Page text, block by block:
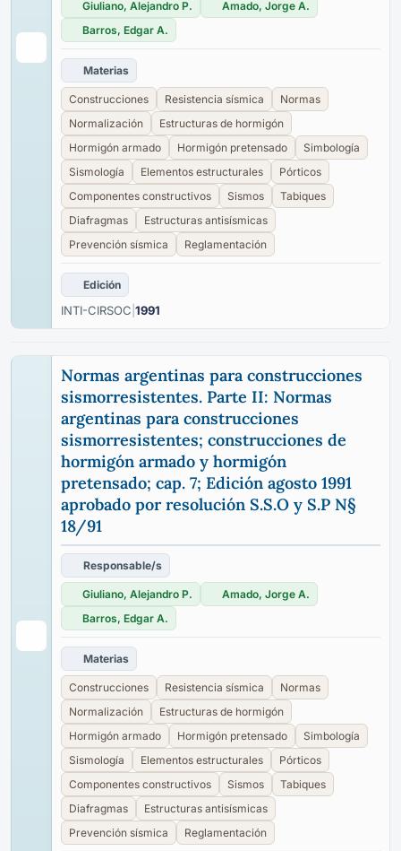
Giuliano, Alejandro P.
Amado, Jorge A.
Barros, Edgar A.
Materias
Construcciones Resistencia sísmica
Normas
Normalización
Estructuras de hormigón
Hormigón armado
Hormigón pretensado
Simbología
Sismología
Elementos estructurales
Pórticos
Componentes constructivos
Sismos
Tabiques
Diafragmas
Estructuras antisísmicas
Prevención sísmica
Reglamentación
Edición
INTI-CIRSOC 1991
Normas argentinas para construcciones
sismorresistentes. Parte II: Normas
argentinas para construcciones
sismorresistentes; construcciones de
hormigón armado y hormigón
pretensado; cap. 7; Edición agosto 1991
aprobado por resolución S.S.O y S.P N§
18/91
Responsable/s
Giuliano, Alejandro P.
Amado, Jorge A.
Barros, Edgar A.
Materias
Construcciones Resistencia sísmica
Normas
Normalización
Estructuras de hormigón
Hormigón armado
Hormigón pretensado
Simbología
Sismología
Elementos estructurales
Pórticos
Componentes constructivos
Sismos
Tabiques
Diafragmas
Estructuras antisísmicas
Prevención sísmica
Reglamentación